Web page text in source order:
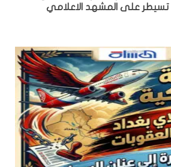
تسيطر على المشهد الاعلامي